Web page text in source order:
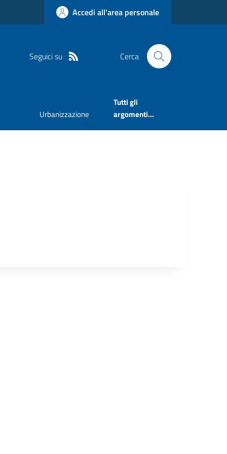
Accedi all'area personale
Seguici su Cerca
Urbanizzazione
Tutti gli
argomenti...